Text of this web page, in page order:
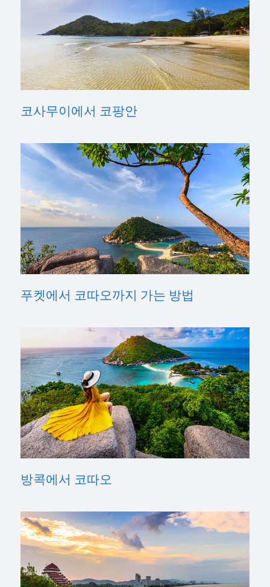
코사무이에서 코팡안
푸켓에서 코따오까지 가는 방법
방콕에서 코따오